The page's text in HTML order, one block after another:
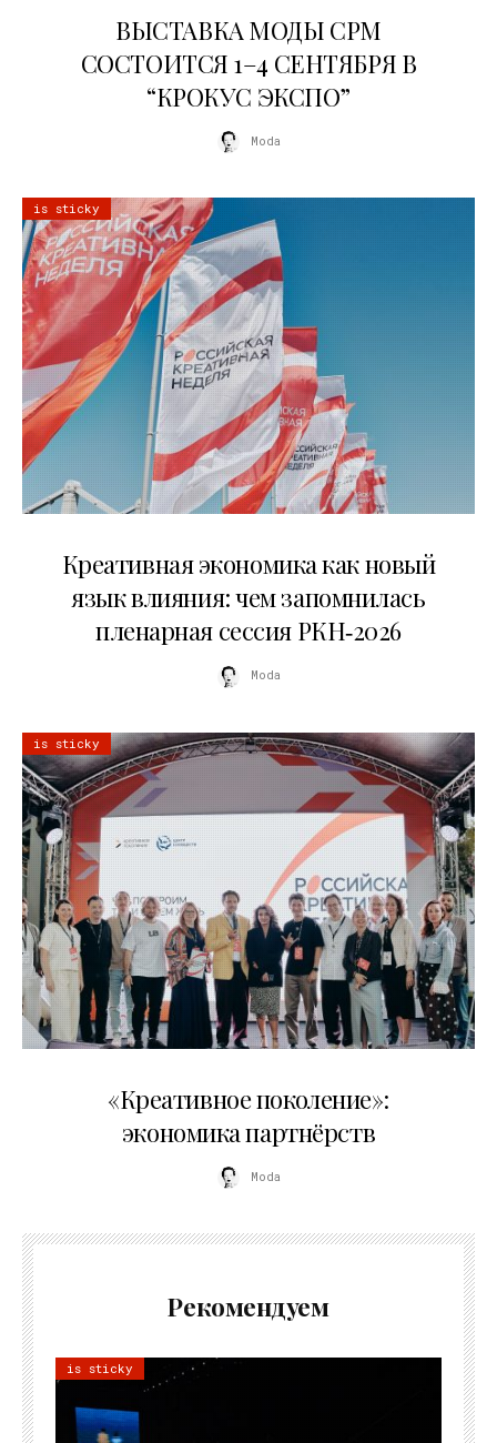
ВЫСТАВКА МОДЫ CPM
СОСТОИТСЯ 1–4 СЕНТЯБРЯ В
“КРОКУС ЭКСПО”
Moda
is sticky
Креативная экономика как новый
язык влияния: чем запомнилась
пленарная сессия РКН‑2026
Moda
is sticky
«Креативное поколение»:
экономика партнёрств
Moda
Рекомендуем
is sticky